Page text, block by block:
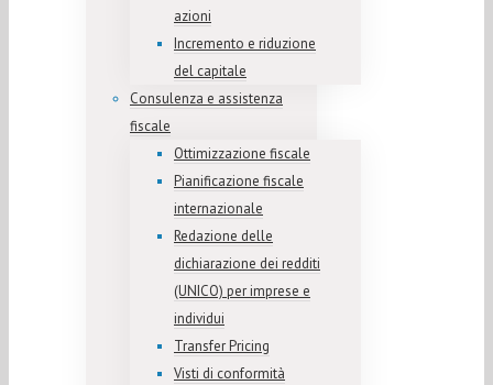
azioni
Incremento e riduzione
del capitale
Consulenza e assistenza
fiscale
Ottimizzazione fiscale
Pianificazione fiscale
internazionale
Redazione delle
dichiarazione dei redditi
(UNICO) per imprese e
individui
Transfer Pricing
Visti di conformità